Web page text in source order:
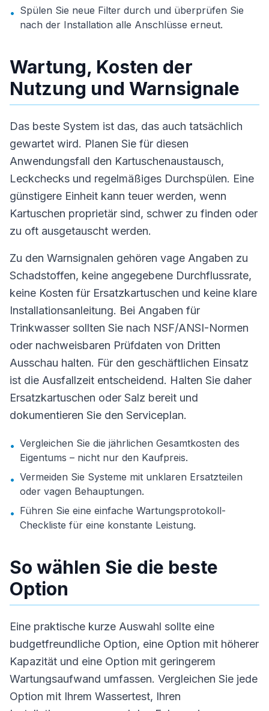
• Spülen Sie neue Filter durch und überprüfen Sie
nach der Installation alle Anschlüsse erneut.
Wartung, Kosten der
Nutzung und Warnsignale
Das beste System ist das, das auch tatsächlich
gewartet wird. Planen Sie für diesen
Anwendungsfall den Kartuschenaustausch,
Leckchecks und regelmäßiges Durchspülen. Eine
günstigere Einheit kann teuer werden, wenn
Kartuschen proprietär sind, schwer zu finden oder
zu oft ausgetauscht werden.
Zu den Warnsignalen gehören vage Angaben zu
Schadstoffen, keine angegebene Durchflussrate,
keine Kosten für Ersatzkartuschen und keine klare
Installationsanleitung. Bei Angaben für
Trinkwasser sollten Sie nach NSF/ANSI-Normen
oder nachweisbaren Prüfdaten von Dritten
Ausschau halten. Für den geschäftlichen Einsatz
ist die Ausfallzeit entscheidend. Halten Sie daher
Ersatzkartuschen oder Salz bereit und
dokumentieren Sie den Serviceplan.
• Vergleichen Sie die jährlichen Gesamtkosten des
Eigentums – nicht nur den Kaufpreis.
• Vermeiden Sie Systeme mit unklaren Ersatzteilen
oder vagen Behauptungen.
• Führen Sie eine einfache Wartungsprotokoll-
Checkliste für eine konstante Leistung.
So wählen Sie die beste
Option
Eine praktische kurze Auswahl sollte eine
budgetfreundliche Option, eine Option mit höherer
Kapazität und eine Option mit geringerem
Wartungsaufwand umfassen. Vergleichen Sie jede
Option mit Ihrem Wassertest, Ihren